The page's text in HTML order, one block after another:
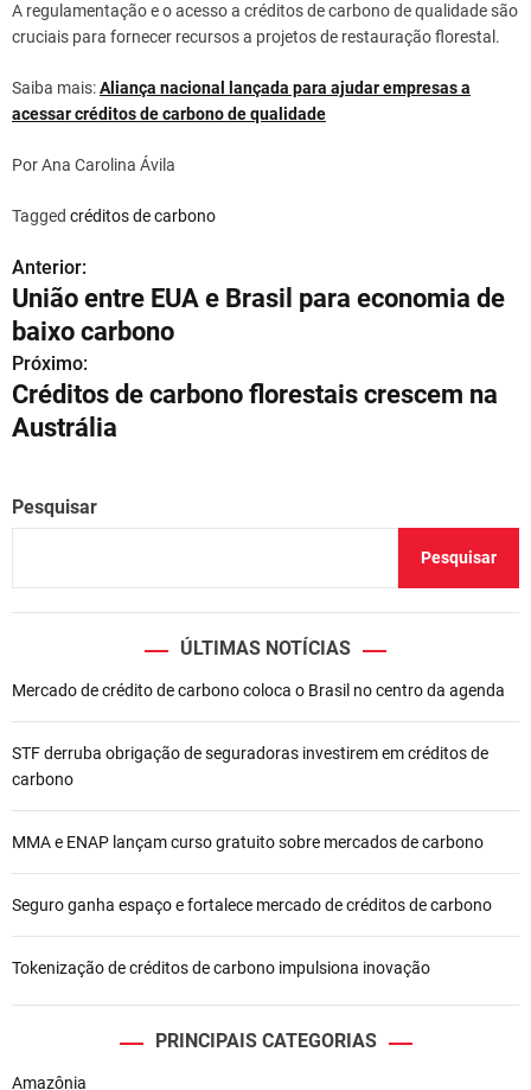
A regulamentação e o acesso a créditos de carbono de qualidade são
cruciais para fornecer recursos a projetos de restauração florestal.
Saiba mais:Aliança nacional lançada para ajudar empresas a
acessar créditos de carbono de qualidade
Por Ana Carolina Ávila
Tagged créditos de carbono
N
a
v
e
a
ã
d
e
P
o
t
Anterior:
União entre EUA e Brasil para economia de
baixo carbono
Próximo:
Créditos de carbono florestais crescem na
Austrália
Pesquisar
Pesquisar
ÚLTIMAS NOTÍCIAS
Mercado de crédito de carbono coloca o Brasil no centro da agenda
STF derruba obrigação de seguradoras investirem em créditos de
carbono
MMA e ENAP lançam curso gratuito sobre mercados de carbono
Seguro ganha espaço e fortalece mercado de créditos de carbono
Tokenização de créditos de carbono impulsiona inovação
PRINCIPAIS CATEGORIAS
Amazônia